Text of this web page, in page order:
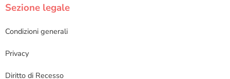
Sezione legale
Condizioni generali
Privacy
Diritto di Recesso